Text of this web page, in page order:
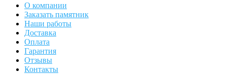
О компании
Заказать памятник
Наши работы
Доставка
Оплата
Гарантия
Отзывы
Контакты